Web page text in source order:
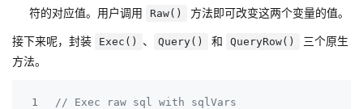
符的对应值。用户调用
Raw() 方法即可改变这两个变量的值。
接下来呢，封装 Exec() 、 Query() 和 QueryRow()
三个原生
方法。
1
// Exec raw sql with sqlVars